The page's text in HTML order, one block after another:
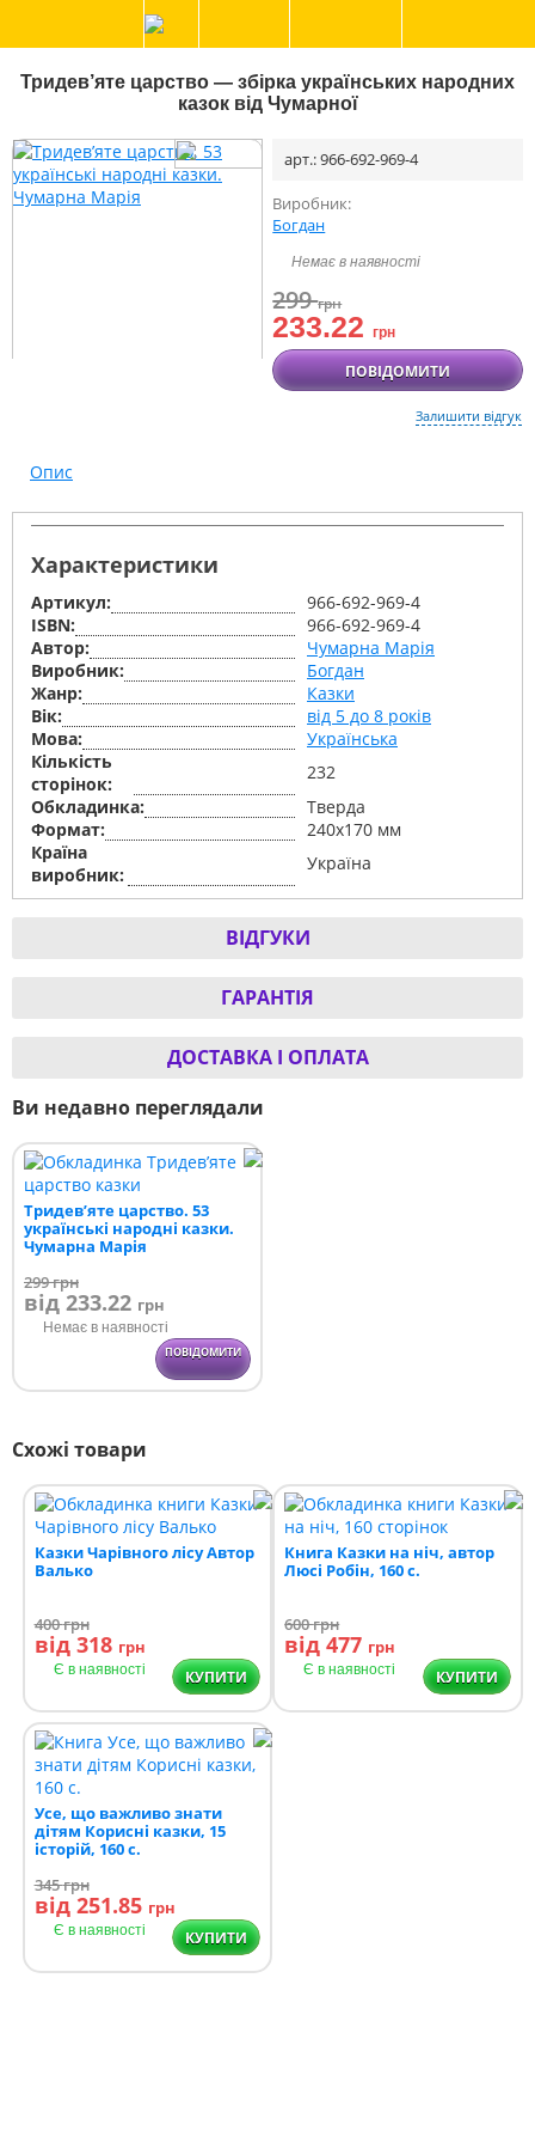
Тридев’яте царство — збірка українських народних
казок від Чумарної
арт.: 966-692-969-4
Виробник:
Богдан
Немає в наявності
299грн
233.22грн
ПОВІДОМИТИ
Залишити відгук
Опис
Характеристики
Артикул:
966-692-969-4
ISBN:
966-692-969-4
Автор:
Чумарна Марія
Виробник:
Богдан
Жанр:
Казки
Вік:
від 5 до 8 років
Мова:
Українська
Кількість
сторінок:
232
Обкладинка:
Тверда
Формат:
240х170 мм
Країна
виробник:
Україна
ВІДГУКИ
ГАРАНТІЯ
ДОСТАВКА І ОПЛАТА
Ви недавно переглядали
Тридев’яте царство. 53
українські народні казки.
Чумарна Марія
299грн
від 233.22 грн
Немає в наявності
ПОВІДОМИТИ
Схожі товари
Казки Чарівного лісу Автор
Валько
400грн
від 318 грн
Є в наявності КУПИТИ
Книга Казки на ніч, автор
Люсі Робін, 160 с.
600грн
від 477 грн
Є в наявності КУПИТИ
Усе, що важливо знати
дітям Корисні казки, 15
історій, 160 с.
345грн
від 251.85 грн
Є в наявності КУПИТИ